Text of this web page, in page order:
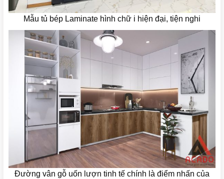
Mẫu tủ bép Laminate hình chữ i hiện đại, tiện nghi
Đường vân gỗ uốn lượn tinh tế chính là điểm nhấn của